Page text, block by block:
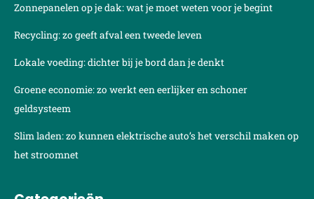
Zonnepanelen op je dak: wat je moet weten voor je begint
Recycling: zo geeft afval een tweede leven
Lokale voeding: dichter bij je bord dan je denkt
Groene economie: zo werkt een eerlijker en schoner
geldsysteem
Slim laden: zo kunnen elektrische auto’s het verschil maken op
het stroomnet